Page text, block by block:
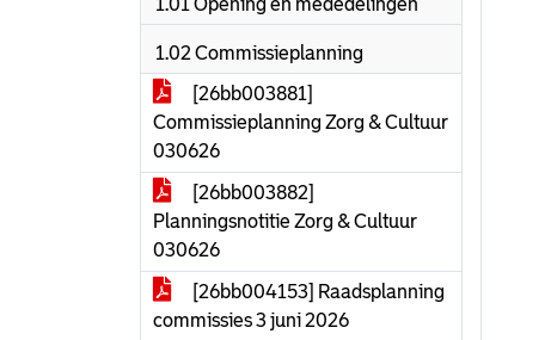
1.01 Opening en mededelingen
1.02 Commissieplanning
[26bb003881]
Commissieplanning Zorg & Cultuur
030626
[26bb003882]
Planningsnotitie Zorg & Cultuur
030626
[26bb004153] Raadsplanning
commissies 3 juni 2026